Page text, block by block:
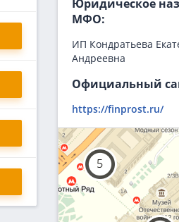
Юридическое
МФО:
ИП Кондратьева
Андреевна
Официальный
https://finprost.ru/